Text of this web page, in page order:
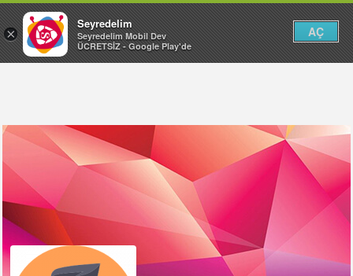
×
Seyredelim
Seyredelim Mobil Dev
ÜCRETSİZ - Google Play'de
AÇ